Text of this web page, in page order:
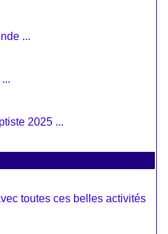
...
2025 ...
toutes ces belles activités